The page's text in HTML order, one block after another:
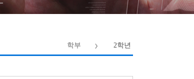
학부 2학년